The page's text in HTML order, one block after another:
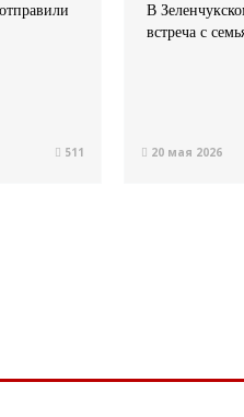
511
В
встреча с
20 мая 2026